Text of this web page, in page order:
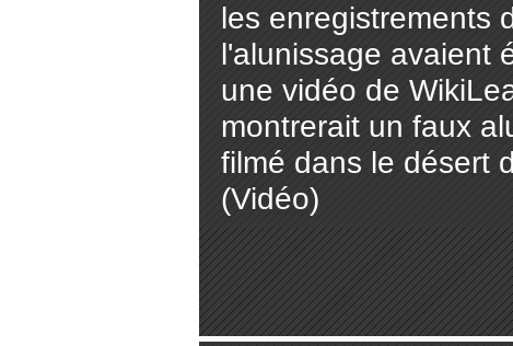
les enregistrements
l'alunissage avaient
une vidéo de
montrerait un faux
filmé dans le désert
(Vidéo)